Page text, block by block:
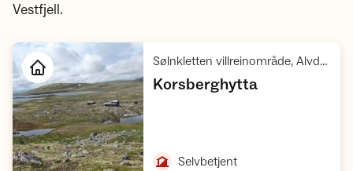
Vestfjell.
Sølnkletten villreinområde, Alvdal Vestfjell, Østerdalsfjella
Korsberghytta,
Selvbetjent,